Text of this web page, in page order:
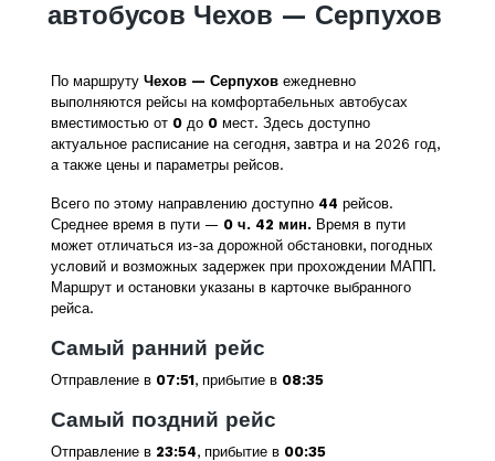
автобусов Чехов — Серпухов
По маршруту Чехов — Серпухов ежедневно
выполняются рейсы на комфортабельных автобусах
вместимостью от 0 до 0 мест. Здесь доступно
актуальное расписание на сегодня, завтра и на 2026 год,
а также цены и параметры рейсов.
Всего по этому направлению доступно 44 рейсов.
Среднее время в пути — 0 ч. 42 мин. Время в пути
может отличаться из-за дорожной обстановки, погодных
условий и возможных задержек при прохождении МАПП.
Маршрут и остановки указаны в карточке выбранного
рейса.
Самый ранний рейс
Отправление в 07:51, прибытие в 08:35
Самый поздний рейс
Отправление в 23:54, прибытие в 00:35